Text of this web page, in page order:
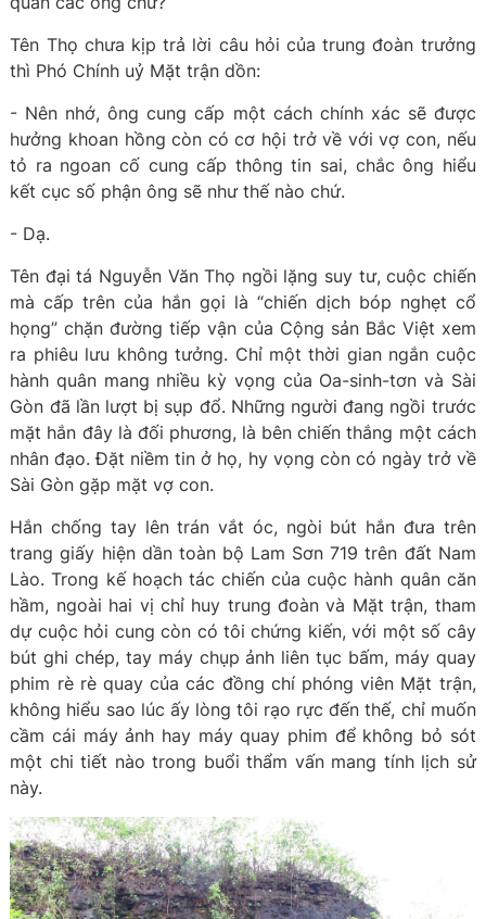
Tên Thọ chưa kịp trả lời câu hỏi của trung đoàn trưởng
thì Phó Chính uỷ Mặt trận dồn:
- Nên nhớ, ông cung cấp một cách chính xác sẽ được
hưởng khoan hồng còn có cơ hội trở về với vợ con, nếu
tỏ ra ngoan cố cung cấp thông tin sai, chắc ông hiểu
kết cục số phận ông sẽ như thế nào chứ.
- Dạ.
Tên đại tá Nguyễn Văn Thọ ngồi lặng suy tư, cuộc chiến
mà cấp trên của hắn gọi là “chiến dịch bóp nghẹt cổ
họng” chặn đường tiếp vận của Cộng sản Bắc Việt xem
ra phiêu lưu không tưởng. Chỉ một thời gian ngắn cuộc
hành quân mang nhiều kỳ vọng của Oa-sinh-tơn và Sài
Gòn đã lần lượt bị sụp đổ. Những người đang ngồi trước
mặt hắn đây là đối phương, là bên chiến thắng một cách
nhân đạo. Đặt niềm tin ở họ, hy vọng còn có ngày trở về
Sài Gòn gặp mặt vợ con.
Hắn chống tay lên trán vắt óc, ngòi bút hắn đưa trên
trang giấy hiện dần toàn bộ Lam Sơn 719 trên đất Nam
Lào. Trong kế hoạch tác chiến của cuộc hành quân căn
hầm, ngoài hai vị chỉ huy trung đoàn và Mặt trận, tham
dự cuộc hỏi cung còn có tôi chứng kiến, với một số cây
bút ghi chép, tay máy chụp ảnh liên tục bấm, máy quay
phim rè rè quay của các đồng chí phóng viên Mặt trận,
không hiểu sao lúc ấy lòng tôi rạo rực đến thế, chỉ muốn
cầm cái máy ảnh hay máy quay phim để không bỏ sót
một chi tiết nào trong buổi thẩm vấn mang tính lịch sử
này.